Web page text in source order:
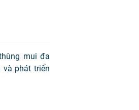
mui đa
phát triển